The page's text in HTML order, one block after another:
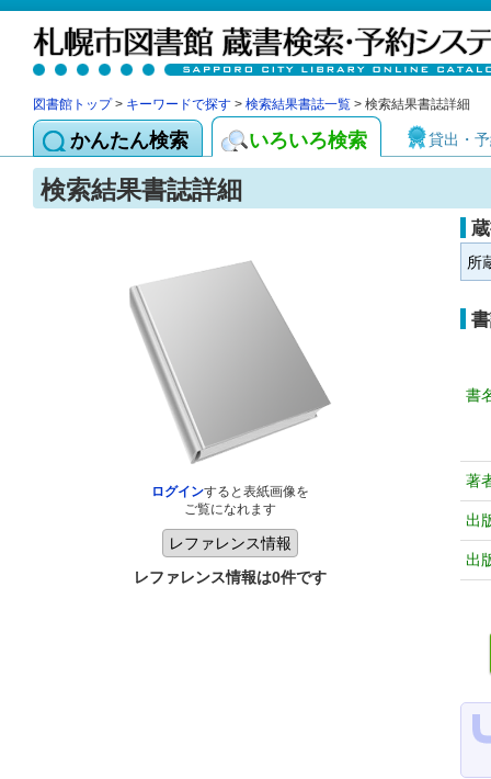
図書館トップ> キーワードで探す > 検索結果書誌一覧 > 検索結果書誌詳細
かんたん検索 いろいろ検索 貸出・
検索結果書誌詳細
ログインすると表紙画像を
ご覧になれます
レファレンス情報は0件です
所
書
著
出
出